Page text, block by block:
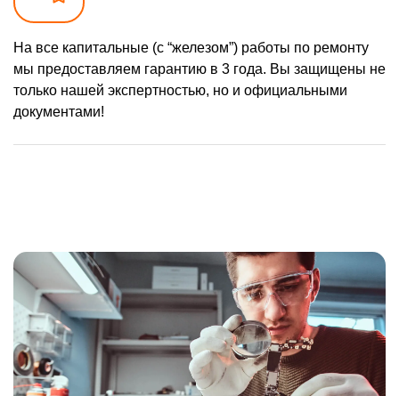
На все капитальные (с “железом”) работы по ремонту
мы предоставляем гарантию в 3 года. Вы защищены не
только нашей экспертностью, но и официальными
документами!